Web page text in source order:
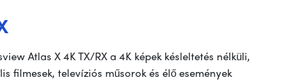
Atlas X 4K TX/RX a 4K képek késleltetés nélküli,
filmesek, televíziós műsorok és élő események